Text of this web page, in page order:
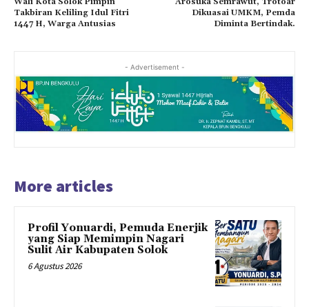
Takbiran Keliling Idul Fitri
1447 H, Warga Antusias
Dikuasai UMKM, Pemda
Diminta Bertindak.
- Advertisement -
More articles
Profil Yonuardi, Pemuda Enerjik
yang Siap Memimpin Nagari
Sulit Air Kabupaten Solok
6 Agustus 2026